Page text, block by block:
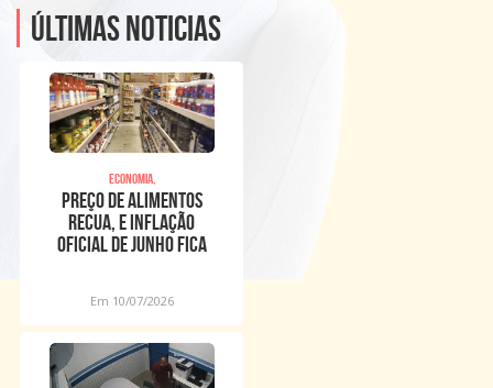
Últimas noticias
Economia,
Preço de alimentos
recua, e inflação
oficial de junho fica
Em 10/07/2026